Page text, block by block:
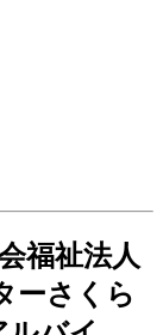
福祉法人
ーさくら